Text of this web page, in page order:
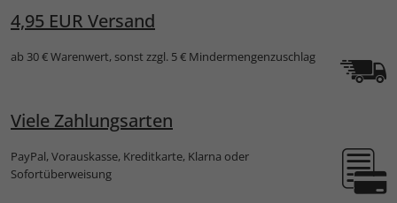
4,95 EUR Versand
ab 30 € Warenwert, sonst zzgl. 5 € Mindermengenzuschlag
Viele Zahlungsarten
PayPal, Vorauskasse, Kreditkarte, Klarna oder
Sofortüberweisung